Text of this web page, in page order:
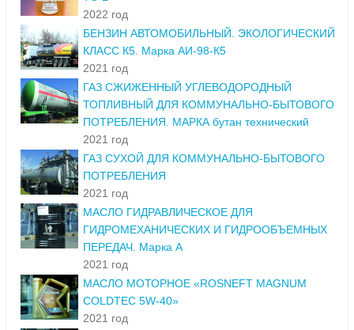
2022 год
БЕНЗИН АВТОМОБИЛЬНЫЙ. ЭКОЛОГИЧЕСКИЙ
КЛАСС К5. Марка АИ-98-К5
2021 год
ГАЗ СЖИЖЕННЫЙ УГЛЕВОДОРОДНЫЙ
ТОПЛИВНЫЙ ДЛЯ КОММУНАЛЬНО-БЫТОВОГО
ПОТРЕБЛЕНИЯ. МАРКА бутан технический
2021 год
ГАЗ СУХОЙ ДЛЯ КОММУНАЛЬНО-БЫТОВОГО
ПОТРЕБЛЕНИЯ
2021 год
МАСЛО ГИДРАВЛИЧЕСКОЕ ДЛЯ
ГИДРОМЕХАНИЧЕСКИХ И ГИДРООБЪЕМНЫХ
ПЕРЕДАЧ. Марка А
2021 год
МАСЛО МОТОРНОЕ «ROSNEFT MAGNUM
COLDTEC 5W-40»
2021 год